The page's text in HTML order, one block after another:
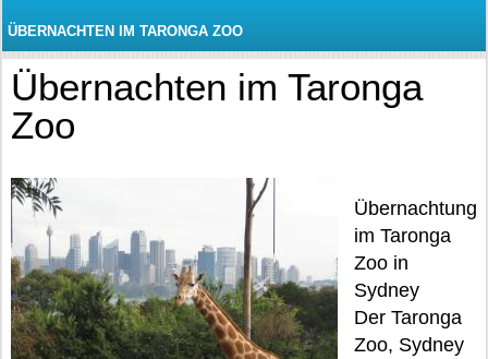
ÜBERNACHTEN IM TARONGA ZOO
Übernachten im Taronga
Zoo
Übernachtung
im Taronga
Zoo in
Sydney
Der Taronga
Zoo, Sydney